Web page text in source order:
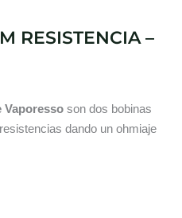
RESISTENCIA –
Vaporesso son dos bobinas
dando un ohmiaje